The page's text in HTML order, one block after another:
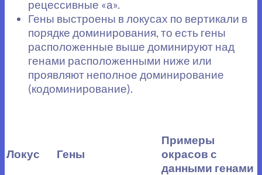
рецессивные «а».
Гены выстроены в локусах по вертикали в
порядке доминирования, то есть гены
расположенные выше доминируют над
генами расположенными ниже или
проявляют неполное доминирование
(кодоминирование).
Локус Гены
Примеры
окрасов с
данными генами